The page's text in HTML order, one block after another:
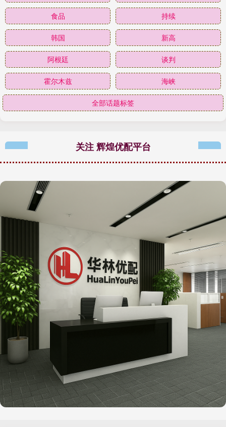
食品 持续
韩国 新高
阿根廷 谈判
霍尔木兹 海峡
全部话题标签
关注 辉煌优配平台